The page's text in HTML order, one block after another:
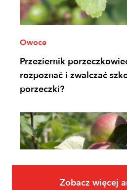
Owoce
Przeziernik
rozpoznać i zwalczać
porzeczki?
Zobacz więcej